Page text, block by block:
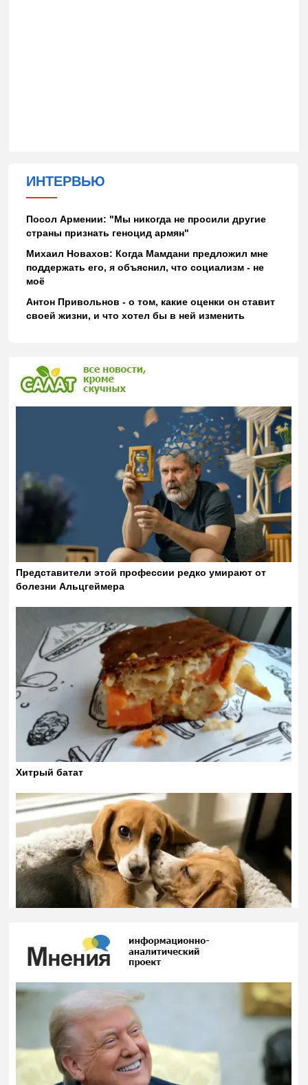
ИНТЕРВЬЮ
Посол Армении: "Мы никогда не просили другие
страны признать геноцид армян"
Михаил Новахов: Когда Мамдани предложил мне
поддержать его, я объяснил, что социализм - не
моё
Антон Привольнов - о том, какие оценки он ставит
своей жизни, и что хотел бы в ней изменить